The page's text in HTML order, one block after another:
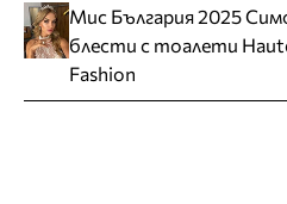
Мис България 2025
блести с тоалети
Fashion